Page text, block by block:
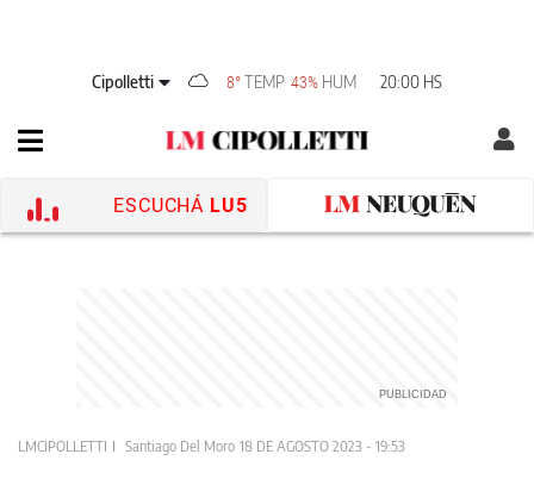
Cipolletti 8° TEMP 43% HUM 20:00 HS
ESCUCHÁ LU5
LMCIPOLLETTI Santiago Del Moro 18 DE AGOSTO 2023 - 19:53